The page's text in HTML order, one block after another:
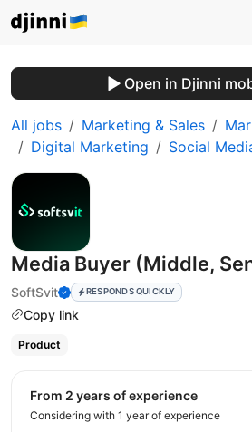
Open in Djinni
All jobs Marketing & Sales
Digital Marketing
Social
Media Buyer (Middle,
SoftSvit
RESPONDS QUICKLY
Copy link
Product
from 2 years of experience
Considering with 1 year of experience